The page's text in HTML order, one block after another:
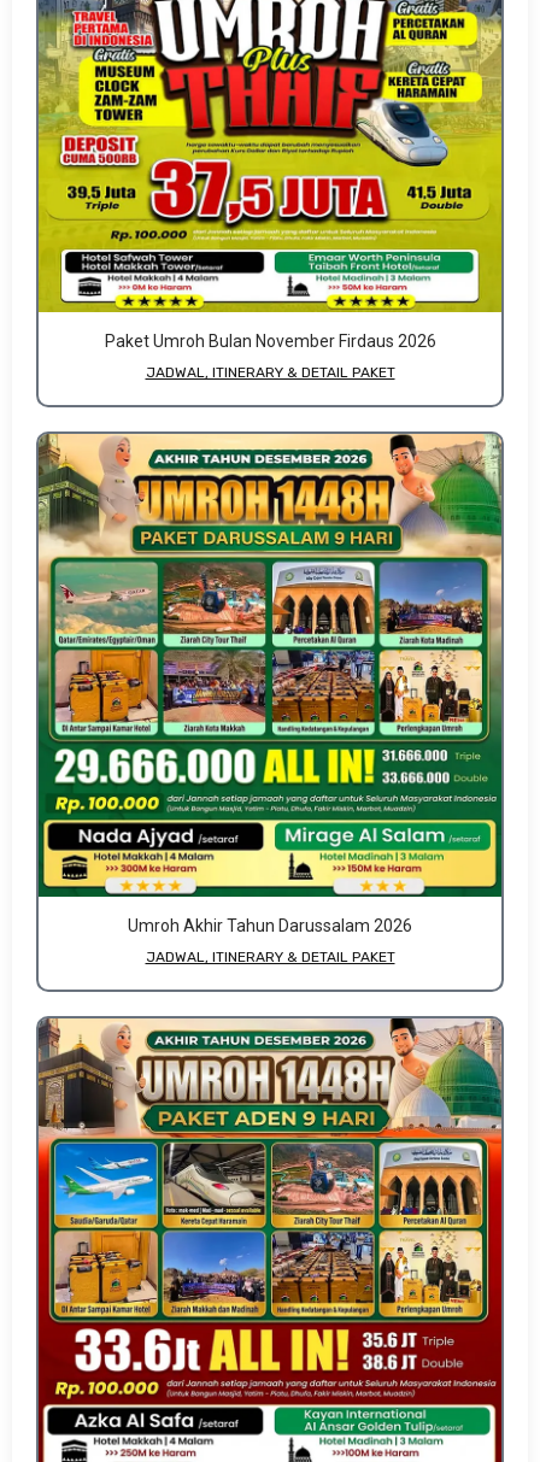
Paket Umroh Bulan November Firdaus 2026
JADWAL, ITINERARY & DETAIL PAKET
Umroh Akhir Tahun Darussalam 2026
JADWAL, ITINERARY & DETAIL PAKET